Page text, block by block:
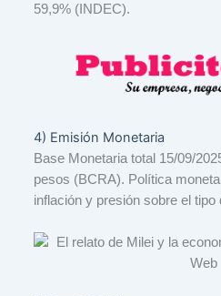
59,9% (INDEC).
4) Emisión Monetaria
Base Monetaria total 15/09/
pesos (BCRA). Política
inflación y presión sobre el tipo